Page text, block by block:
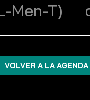
Men-T)
VOLVER A LA AGENDA